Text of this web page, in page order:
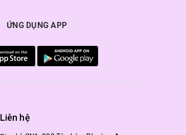
ỨNG DỤNG APP
Liên hệ